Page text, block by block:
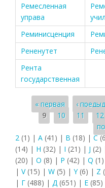
Ремесленная
управа
Реминисценция
Рененутет
Рента
государственная
Страницы
« первая ‹
9
10 11 12
2 (1) | A (41) | B (18) | C
(14) | H (32) | I (21) | J (2)
(20) | O (8) | P (42) | Q (1)
| V(15) | W (5) | Y(6) | Z
| Г (488) | Д (651) | Е (85)